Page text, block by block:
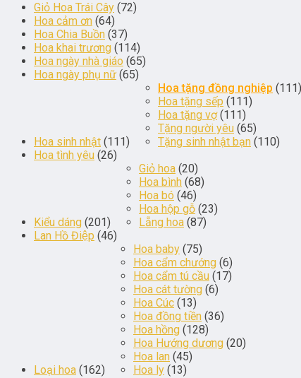
Giỏ Hoa Trái Cây (72)
Hoa cảm ơn (64)
Hoa Chia Buồn (37)
Hoa khai trương (114)
Hoa ngày nhà giáo (65)
Hoa ngày phụ nữ (65)
Hoa sinh nhật (111)
Hoa tặng đồng nghiệp (111)
Hoa tặng sếp (111)
Hoa tặng vợ (111)
Tặng người yêu (65)
Tặng sinh nhật bạn (110)
Hoa tình yêu (26)
Kiểu dáng (201)
Giỏ hoa (20)
Hoa bình (68)
Hoa bó (46)
Hoa hộp gỗ (23)
Lẵng hoa (87)
Lan Hồ Điệp (46)
Loại hoa (162)
Hoa baby (75)
Hoa cẩm chướng (6)
Hoa cẩm tú cầu (17)
Hoa cát tường (6)
Hoa Cúc (13)
Hoa đồng tiền (36)
Hoa hồng (128)
Hoa Hướng dương (20)
Hoa lan (45)
Hoa ly (13)